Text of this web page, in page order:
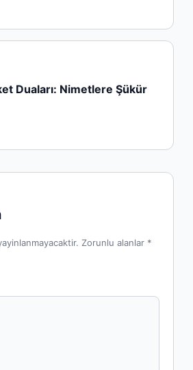
Duaları: Nimetlere Şükür
Zorunlu alanlar *